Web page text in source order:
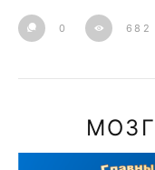
0 682